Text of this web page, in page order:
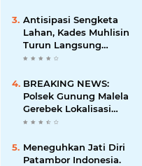
Pastikan Proses
Hukum Berjalan
Antisipasi Sengketa
Lahan, Kades Muhlisin
Turun Langsung
Tinjau Batas Wilayah
Diserobot PT Jatim
Jaya Perkasa
BREAKING NEWS:
Polsek Gunung Malela
Gerebek Lokalisasi
Bukit Maraja, Dua
Saat Diciduk Bersama
Sabu
Meneguhkan Jati Diri
Patambor Indonesia.